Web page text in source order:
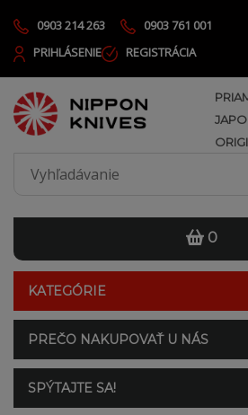
0903 214 263 0903 761 001
PRIHLÁSENIE
REGISTRÁCIA
0
KATEGÓRIE
PREČO NAKUPOVAŤ U NÁS
SPÝTAJTE SA!